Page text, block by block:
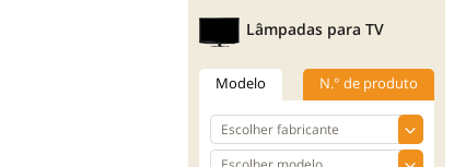
Lâmpadas para TV
Modelo N.° de produto